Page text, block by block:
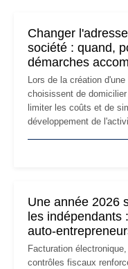
Changer
société : quand,
démarches
Lors de la création
choisissent de
limiter les coûts et de
développement de
professionnels,
Une année 2026
les indépendants
auto-
Facturation
contrôles fiscaux